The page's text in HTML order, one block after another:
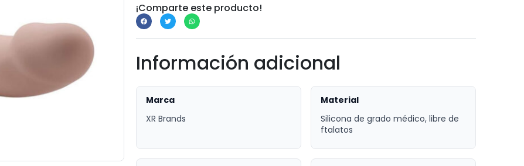
¡Comparte este producto!
Información adicional
Marca
XR Brands
Material
Silicona de grado médico, libre de
ftalatos